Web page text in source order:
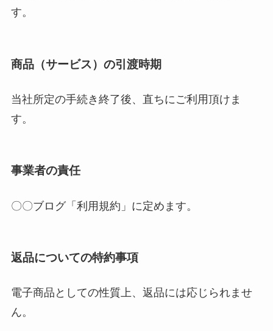
す。
商品（サービス）の引渡時期
当社所定の手続き終了後、直ちにご利用頂けま
す。
事業者の責任
〇〇ブログ「利用規約」に定めます。
返品についての特約事項
電子商品としての性質上、返品には応じられませ
ん。